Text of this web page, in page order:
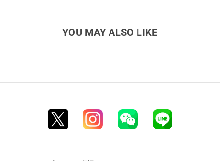
YOU MAY ALSO LIKE